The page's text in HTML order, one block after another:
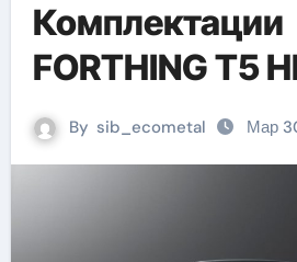
Комплектации
FORTHING T5
By sib_ecometal Мар